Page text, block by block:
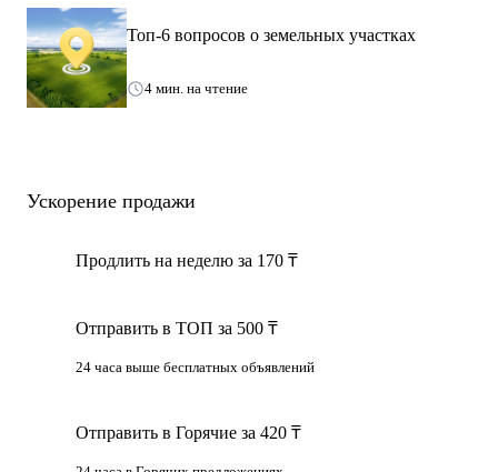
Топ-6 вопросов о земельных участках
4 мин. на чтение
Ускорение продажи
Продлить на неделю за 170 ₸
Отправить в ТОП за 500 ₸
24 часа выше бесплатных объявлений
Отправить в Горячие за 420 ₸